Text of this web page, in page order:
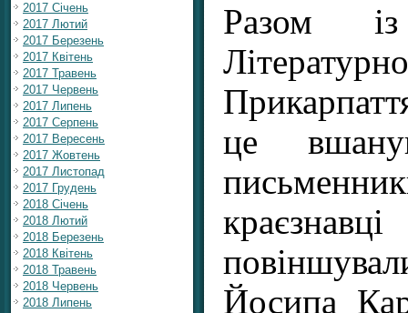
2017 Січень
2017 Лютий
2017 Березень
2017 Квітень
2017 Травень
2017 Червень
2017 Липень
2017 Серпень
2017 Вересень
2017 Жовтень
2017 Листопад
2017 Грудень
2018 Січень
2018 Лютий
2018 Березень
2018 Квітень
2018 Травень
2018 Червень
2018 Липень
Разом із
це
Йосипа